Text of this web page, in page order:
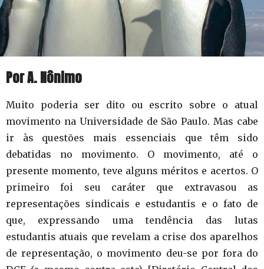
Por A. Nônimo
Muito poderia ser dito ou escrito sobre o atual
movimento na Universidade de São Paulo. Mas cabe
ir às questões mais essenciais que têm sido
debatidas no movimento. O movimento, até o
presente momento, teve alguns méritos e acertos. O
primeiro foi seu caráter que extravasou as
representações sindicais e estudantis e o fato de
que, expressando uma tendência das lutas
estudantis atuais que revelam a crise dos aparelhos
de representação, o movimento deu-se por fora do